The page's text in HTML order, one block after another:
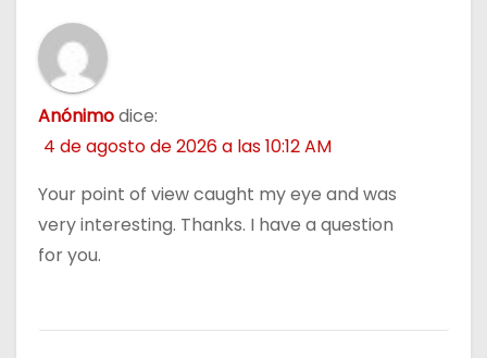
Anónimodice:
4 de agosto de 2026 a las 10:12 AM
Your point of view caught my eye and was
very interesting. Thanks. I have a question
for you.